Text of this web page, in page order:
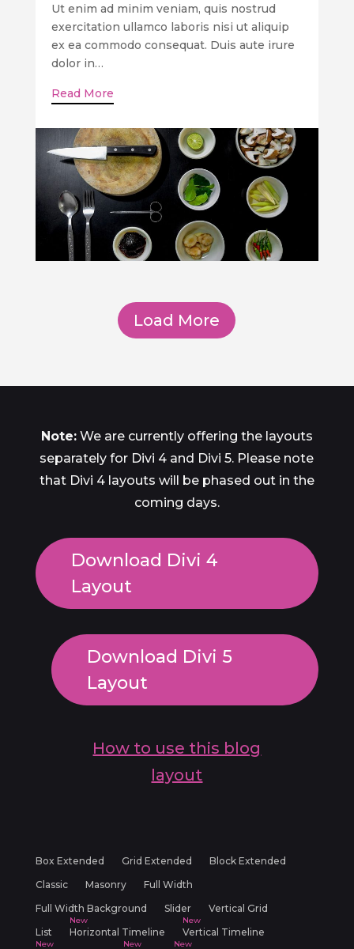
Ut enim ad minim veniam, quis nostrud
exercitation ullamco laboris nisi ut aliquip
ex ea commodo consequat. Duis aute irure
dolor in…
Read More
Load More
Note:We are currently offering the layouts
separately for Divi 4 and Divi 5. Please note
that Divi 4 layouts will be phased out in the
coming days.
Download Divi 4
Layout
Download Divi 5
Layout
How to use this blog
layout
Box Extended Grid Extended
Block Extended
Classic
Masonry
Full Width
Full Width Background
Slider
Vertical Grid
List
Horizontal Timeline Vertical Timeline